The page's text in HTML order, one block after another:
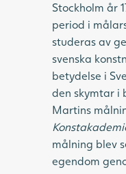
Stockholm år
period i
studeras av
svenska
betydelse i
den skymtar i
Martins
målning blev
egendom